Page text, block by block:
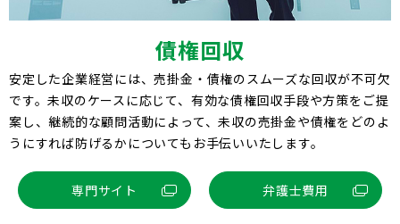
債権回収
安定した企業経営には、売掛金・債権のスムーズな回収が不可欠
です。未収のケースに応じて、有効な債権回収手段や方策をご提
案し、継続的な顧問活動によって、未収の売掛金や債権をどのよ
うにすれば防げるかについてもお手伝いいたします。
専門サイト 弁護士費用